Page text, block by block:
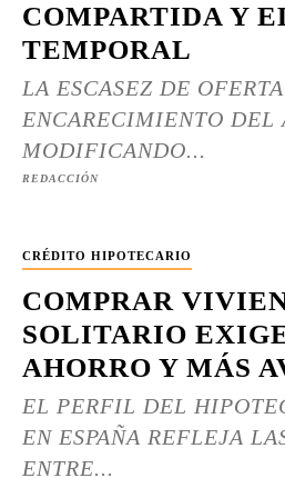
COMPARTIDA Y
TEMPORAL
LA ESCASEZ DE
ENCARECIMIENTO DEL
MODIFICANDO...
REDACCIÓN
CRÉDITO HIPOTECARIO
COMPRAR
SOLITARIO
AHORRO Y MÁS
EL PERFIL DEL
EN ESPAÑA REFLEJA
ENTRE...